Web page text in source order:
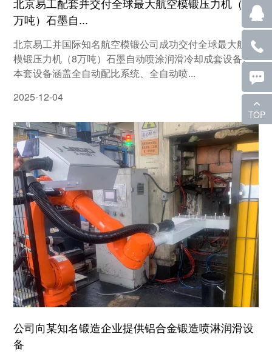
北京易工配套并交付全球最大航空模锻压力机（8
万吨）石墨自...
北京易工并国际知名航空模锻公司成功交付全球最大航空
模锻压力机（8万吨）石墨自动喷涂润滑冷却成套设备。
本套设备涵盖全自动配比系统、全自动喷...
2025-12-04
公司向某知名锻造企业提供铝合金锻造喷淋润滑设
备
TOP